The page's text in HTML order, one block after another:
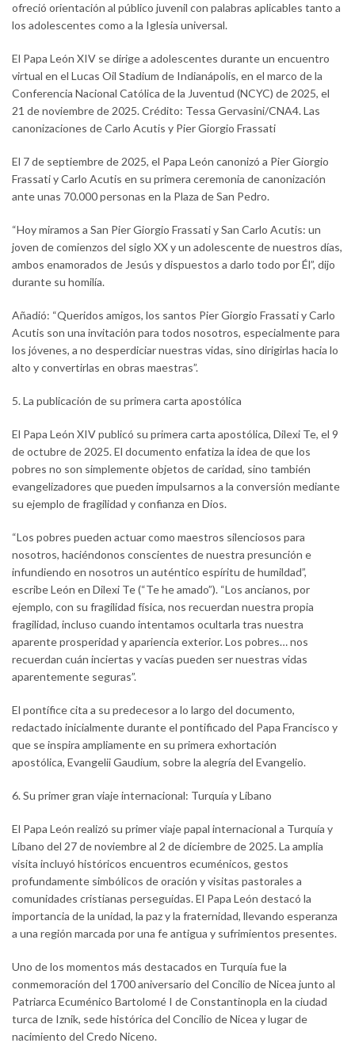
ofreció orientación al público juvenil con palabras aplicables tanto a
los adolescentes como a la Iglesia universal.
El Papa León XIV se dirige a adolescentes durante un encuentro
virtual en el Lucas Oil Stadium de Indianápolis, en el marco de la
Conferencia Nacional Católica de la Juventud (NCYC) de 2025, el
21 de noviembre de 2025. Crédito: Tessa Gervasini/CNA4. Las
canonizaciones de Carlo Acutis y Pier Giorgio Frassati
El 7 de septiembre de 2025, el Papa León canonizó a Pier Giorgio
Frassati y Carlo Acutis en su primera ceremonia de canonización
ante unas 70.000 personas en la Plaza de San Pedro.
“Hoy miramos a San Pier Giorgio Frassati y San Carlo Acutis: un
joven de comienzos del siglo XX y un adolescente de nuestros días,
ambos enamorados de Jesús y dispuestos a darlo todo por Él”, dijo
durante su homilía.
Añadió: “Queridos amigos, los santos Pier Giorgio Frassati y Carlo
Acutis son una invitación para todos nosotros, especialmente para
los jóvenes, a no desperdiciar nuestras vidas, sino dirigirlas hacia lo
alto y convertirlas en obras maestras”.
5. La publicación de su primera carta apostólica
El Papa León XIV publicó su primera carta apostólica, Dilexi Te, el 9
de octubre de 2025. El documento enfatiza la idea de que los
pobres no son simplemente objetos de caridad, sino también
evangelizadores que pueden impulsarnos a la conversión mediante
su ejemplo de fragilidad y confianza en Dios.
“Los pobres pueden actuar como maestros silenciosos para
nosotros, haciéndonos conscientes de nuestra presunción e
infundiendo en nosotros un auténtico espíritu de humildad”,
escribe León en Dilexi Te (“Te he amado”). “Los ancianos, por
ejemplo, con su fragilidad física, nos recuerdan nuestra propia
fragilidad, incluso cuando intentamos ocultarla tras nuestra
aparente prosperidad y apariencia exterior. Los pobres… nos
recuerdan cuán inciertas y vacías pueden ser nuestras vidas
aparentemente seguras”.
El pontífice cita a su predecesor a lo largo del documento,
redactado inicialmente durante el pontificado del Papa Francisco y
que se inspira ampliamente en su primera exhortación
apostólica, Evangelii Gaudium, sobre la alegría del Evangelio.
6. Su primer gran viaje internacional: Turquía y Líbano
El Papa León realizó su primer viaje papal internacional a Turquía y
Líbano del 27 de noviembre al 2 de diciembre de 2025. La amplia
visita incluyó históricos encuentros ecuménicos, gestos
profundamente simbólicos de oración y visitas pastorales a
comunidades cristianas perseguidas. El Papa León destacó la
importancia de la unidad, la paz y la fraternidad, llevando esperanza
a una región marcada por una fe antigua y sufrimientos presentes.
Uno de los momentos más destacados en Turquía fue la
conmemoración del 1700 aniversario del Concilio de Nicea junto al
Patriarca Ecuménico Bartolomé I de Constantinopla en la ciudad
turca de Iznik, sede histórica del Concilio de Nicea y lugar de
nacimiento del Credo Niceno.